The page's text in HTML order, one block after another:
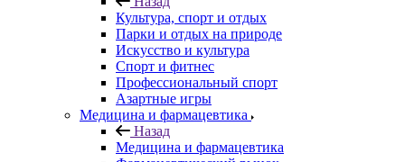
Культура, спорт и отдых
Парки и отдых на природе
Искусство и культура
Спорт и фитнес
Профессиональный спорт
Азартные игры
Медицина и фармацевтика
Назад
Медицина и фармацевтика